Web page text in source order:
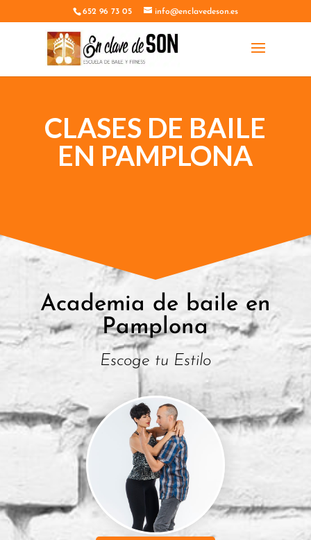
652 96 73 05 info@enclavedeson.es
CLASES DE BAILE
EN PAMPLONA
Academia de baile en
Pamplona
Escoge tu Estilo